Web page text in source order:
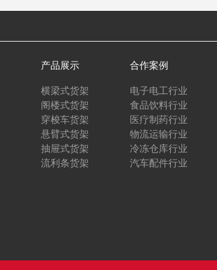
产品展示
横梁式货架
阁楼式货架
穿梭车货架
悬臂式货架
抽屉式货架
流利条货架
合作案例
电子电工行业
食品饮料行业
医疗制药行业
物流运输行业
冷冻仓库行业
汽车配件行业